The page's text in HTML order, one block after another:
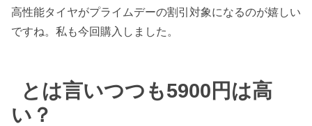
高性能タイヤがプライムデーの割引対象になるのが嬉しい
ですね。私も今回購入しました。
とは言いつつも5900円は高
い？